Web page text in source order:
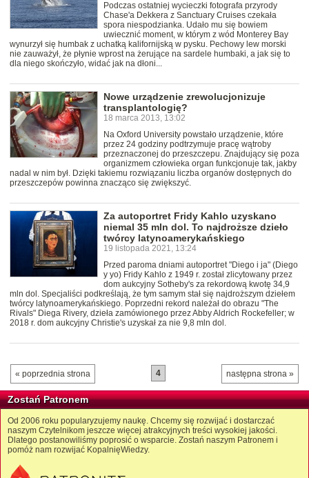
Podczas ostatniej wycieczki fotografa przyrody
Chase'a Dekkera z Sanctuary Cruises czekała
spora niespodzianka. Udało mu się bowiem
uwiecznić moment, w którym z wód Monterey Bay
wynurzył się humbak z uchatką kalifornijską w pysku. Pechowy lew morski
nie zauważył, że płynie wprost na żerujące na sardele humbaki, a jak się to
dla niego skończyło, widać jak na dłoni...
Nowe urządzenie zrewolucjonizuje
transplantologię?
18 marca 2013, 13:02
Na Oxford University powstało urządzenie, które
przez 24 godziny podtrzymuje pracę wątroby
przeznaczonej do przeszczepu. Znajdujący się poza
organizmem człowieka organ funkcjonuje tak, jakby
nadal w nim był. Dzięki takiemu rozwiązaniu liczba organów dostępnych do
przeszczepów powinna znacząco się zwiększyć.
Za autoportret Fridy Kahlo uzyskano
niemal 35 mln dol. To najdroższe dzieło
twórcy latynoamerykańskiego
19 listopada 2021, 13:24
Przed paroma dniami autoportret "Diego i ja" (Diego
y yo) Fridy Kahlo z 1949 r. został zlicytowany przez
dom aukcyjny Sotheby's za rekordową kwotę 34,9
mln dol. Specjaliści podkreślają, że tym samym stał się najdroższym dziełem
twórcy latynoamerykańskiego. Poprzedni rekord należał do obrazu "The
Rivals" Diega Rivery, dzieła zamówionego przez Abby Aldrich Rockefeller; w
2018 r. dom aukcyjny Christie's uzyskał za nie 9,8 mln dol.
« poprzednia strona następna strona »
4
Zostań Patronem
Od 2006 roku popularyzujemy naukę. Chcemy się rozwijać i dostarczać
naszym Czytelnikom jeszcze więcej atrakcyjnych treści wysokiej jakości.
Dlatego postanowiliśmy poprosić o wsparcie. Zostań naszym Patronem i
pomóż nam rozwijać KopalnięWiedzy.